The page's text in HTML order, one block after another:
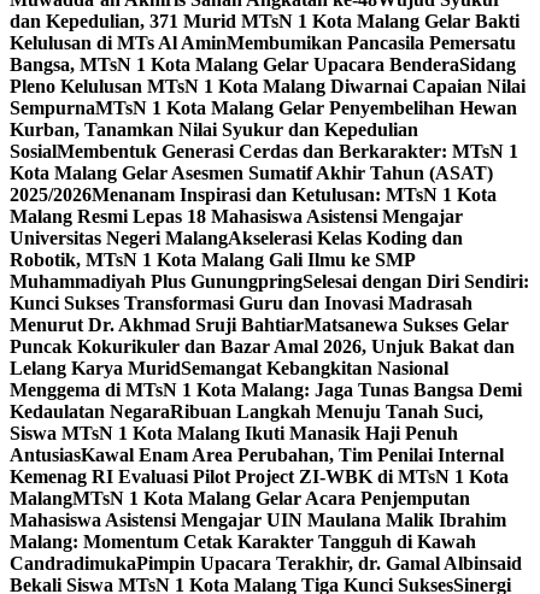
dan Kepedulian, 371 Murid MTsN 1 Kota Malang Gelar Bakti
Kelulusan di MTs Al AminMembumikan Pancasila Pemersatu
Bangsa, MTsN 1 Kota Malang Gelar Upacara BenderaSidang
Pleno Kelulusan MTsN 1 Kota Malang Diwarnai Capaian Nilai
SempurnaMTsN 1 Kota Malang Gelar Penyembelihan Hewan
Kurban, Tanamkan Nilai Syukur dan Kepedulian
SosialMembentuk Generasi Cerdas dan Berkarakter: MTsN 1
Kota Malang Gelar Asesmen Sumatif Akhir Tahun (ASAT)
2025/2026Menanam Inspirasi dan Ketulusan: MTsN 1 Kota
Malang Resmi Lepas 18 Mahasiswa Asistensi Mengajar
Universitas Negeri MalangAkselerasi Kelas Koding dan
Robotik, MTsN 1 Kota Malang Gali Ilmu ke SMP
Muhammadiyah Plus GunungpringSelesai dengan Diri Sendiri:
Kunci Sukses Transformasi Guru dan Inovasi Madrasah
Menurut Dr. Akhmad Sruji BahtiarMatsanewa Sukses Gelar
Puncak Kokurikuler dan Bazar Amal 2026, Unjuk Bakat dan
Lelang Karya MuridSemangat Kebangkitan Nasional
Menggema di MTsN 1 Kota Malang: Jaga Tunas Bangsa Demi
Kedaulatan NegaraRibuan Langkah Menuju Tanah Suci,
Siswa MTsN 1 Kota Malang Ikuti Manasik Haji Penuh
AntusiasKawal Enam Area Perubahan, Tim Penilai Internal
Kemenag RI Evaluasi Pilot Project ZI-WBK di MTsN 1 Kota
MalangMTsN 1 Kota Malang Gelar Acara Penjemputan
Mahasiswa Asistensi Mengajar UIN Maulana Malik Ibrahim
Malang: Momentum Cetak Karakter Tangguh di Kawah
CandradimukaPimpin Upacara Terakhir, dr. Gamal Albinsaid
Bekali Siswa MTsN 1 Kota Malang Tiga Kunci SuksesSinergi